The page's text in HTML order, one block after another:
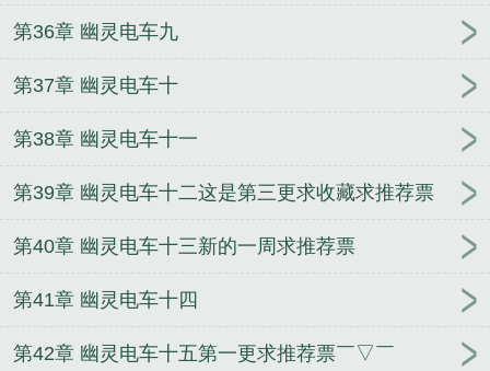
第36章 幽灵电车九
第37章 幽灵电车十
第38章 幽灵电车十一
第39章 幽灵电车十二这是第三更求收藏求推荐票
第40章 幽灵电车十三新的一周求推荐票
第41章 幽灵电车十四
第42章 幽灵电车十五第一更求推荐票￣▽￣